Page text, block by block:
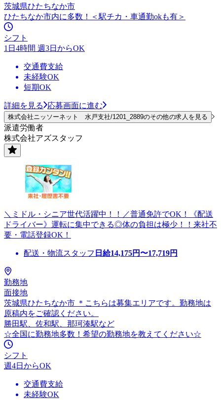
茨城県ひたちなか市
ひたちなか市内に多数！＜駅チカ・車通勤okも有＞
シフト
1日4時間 週3日からOK
交通費支給
未経験OK
短期OK
詳細を見る 応募画面に進む
株式会社ニッソーネット 水戸支社/1201_2889のその他の求人を見る
派遣労働者
株式会社アズスタッフ
＼ミドル・シニア世代活躍中！！／普通免許でOK！《配送
ドライバー》運転に集中できる◎体の負担は極少！！来社不
要・電話登録OK！
配送・物流スタッフ 日給14,175円〜17,719円
勤務地
面接地
茨城県ひたちなか市 ＊こちらは募集エリアです。勤務地は
原稿内をご確認ください。
勝田駅、佐和駅、那珂湊駅など
☆全国に勤務地多数！希望の勤務地を教えてください☆
シフト
週4日からOK
交通費支給
未経験OK